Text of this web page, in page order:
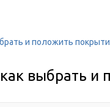
и положить
выбрать и